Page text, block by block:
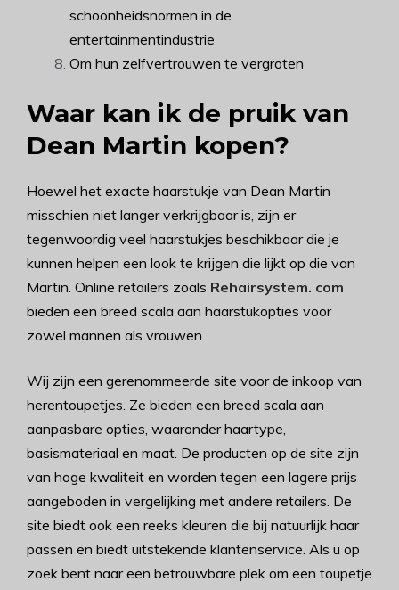
schoonheidsnormen in de
entertainmentindustrie
Om hun zelfvertrouwen te vergroten
Waar kan ik de pruik van
Dean Martin kopen?
Hoewel het exacte haarstukje van Dean Martin
misschien niet langer verkrijgbaar is, zijn er
tegenwoordig veel haarstukjes beschikbaar die je
kunnen helpen een look te krijgen die lijkt op die van
Martin. Online retailers zoals Rehairsystem. com
bieden een breed scala aan haarstukopties voor
zowel mannen als vrouwen.
Wij zijn een gerenommeerde site voor de inkoop van
herentoupetjes. Ze bieden een breed scala aan
aanpasbare opties, waaronder haartype,
basismateriaal en maat. De producten op de site zijn
van hoge kwaliteit en worden tegen een lagere prijs
aangeboden in vergelijking met andere retailers. De
site biedt ook een reeks kleuren die bij natuurlijk haar
passen en biedt uitstekende klantenservice. Als u op
zoek bent naar een betrouwbare plek om een toupetje